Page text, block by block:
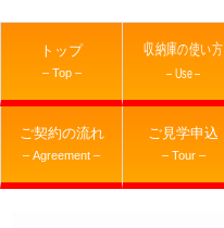
トップ
– Top –
収納庫の使い方
– Use –
ご契約の流れ
– Agreement –
ご見学申込
– Tour –